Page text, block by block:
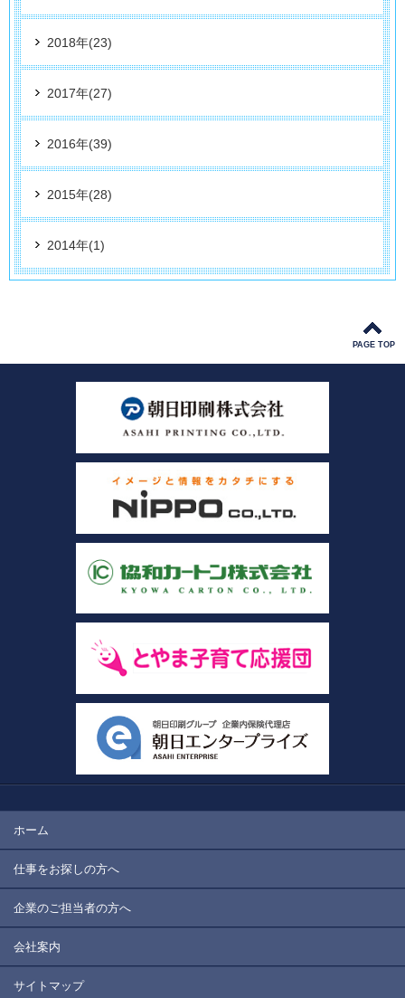
2018年(23)
2017年(27)
2016年(39)
2015年(28)
2014年(1)
PAGE TOP
ホーム
仕事をお探しの方へ
企業のご担当者の方へ
会社案内
サイトマップ